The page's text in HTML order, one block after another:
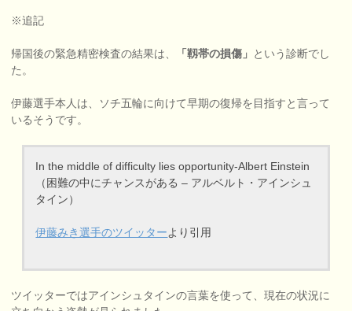
※追記
帰国後の緊急精密検査の結果は、 「靱帯の損傷」 という診断でし
た。
伊藤選手本人は、ソチ五輪に向けて早期の復帰を目指すと言って
いるそうです。
In the middle of difficulty lies opportunity-Albert Einstein
（困難の中にチャンスがある – アルベルト・アインシュ
タイン）
伊藤みき選手のツイッターより引用
ツイッターではアインシュタインの言葉を使って、現在の状況に